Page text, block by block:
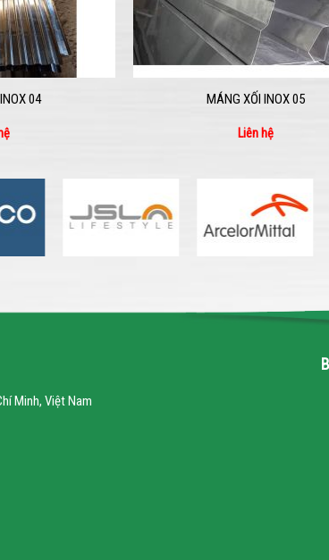
04 MÁNG XỐI INOX 05
Liên hệ
Minh, Việt Nam